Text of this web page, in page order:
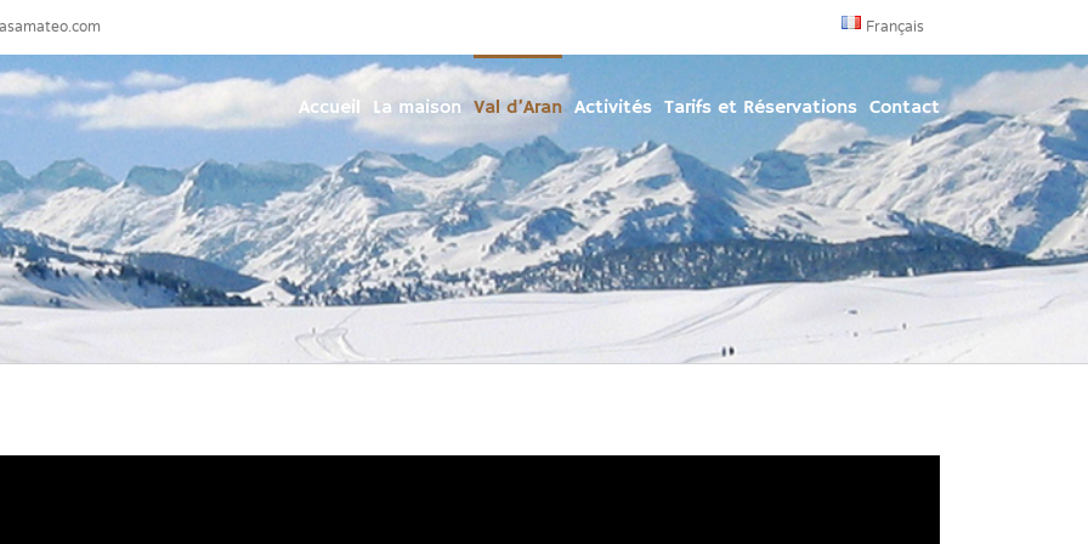
Français
Accueil La maison Val d’Aran Activités Tarifs et Réservations Contact